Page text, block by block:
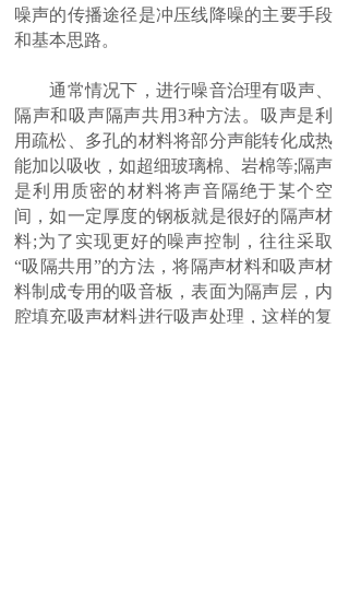
噪声的传播途径是冲压线降噪的主要手段
和基本思路。
通常情况下，进行噪音治理有吸声、
隔声和吸声隔声共用3种方法。吸声是利
用疏松、多孔的材料将部分声能转化成热
能加以吸收，如超细玻璃棉、岩棉等;隔声
是利用质密的材料将声音隔绝于某个空
间，如一定厚度的钢板就是很好的隔声材
料;为了实现更好的噪声控制，往往采取
“吸隔共用”的方法，将隔声材料和吸声材
料制成专用的吸音板，表面为隔声层，内
腔填充吸声材料进行吸声处理，这样的复